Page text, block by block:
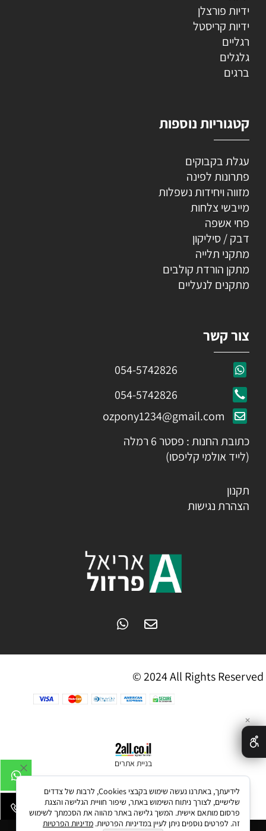
ידיות פורצלן
ידיות קריסטל
רגליים
גלגלים
ברגים
קטגוריות נוספות
עגלת בקבוקים
פתרונות לפינה
מזווה ויחידות נשפלות
מייבשי צלחות
פחי אשפה
דבק / סיליקון
מתקני תלייה
מתקן הורדת קולבים
מתקנים לנעליים
צור קשר
054-5742826
054-5742826
ozpony1234@gmail.com
כתובת החנות : פסטר 6 רמלה
(לייד אולמי קליפסו)
תקנון
הצהרת נגישות
© 2024 All Rights Reserved
בניית אתרים
✕
לידיעתך, באתרנו נעשה שימוש בקבצי Cookies, לרבות של צדדים
שלישיים, לצורך ניתוח השימוש באתר, שיפור חוויית הגלישה והצגת
פרסום מותאם אישית. המשך גלישה באתר מהווה את הסכמתך לשימוש
זה. לפרטים נוספים ניתן לעיין במדיניות הפרטיות. מדיניות הפרטיות